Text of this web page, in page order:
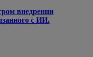
внедрении
с ИИ.